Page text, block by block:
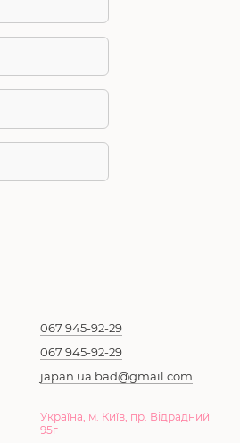
067 945-92-29
067 945-92-29
japan.ua.bad@gmail.com
Україна, м. Київ, пр. Відрадний
95г